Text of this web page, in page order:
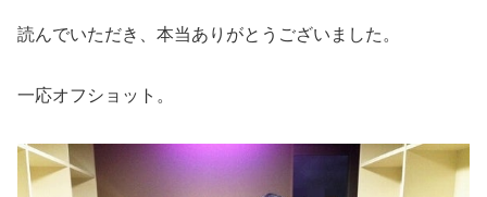
読んでいただき、本当ありがとうございました。
一応オフショット。